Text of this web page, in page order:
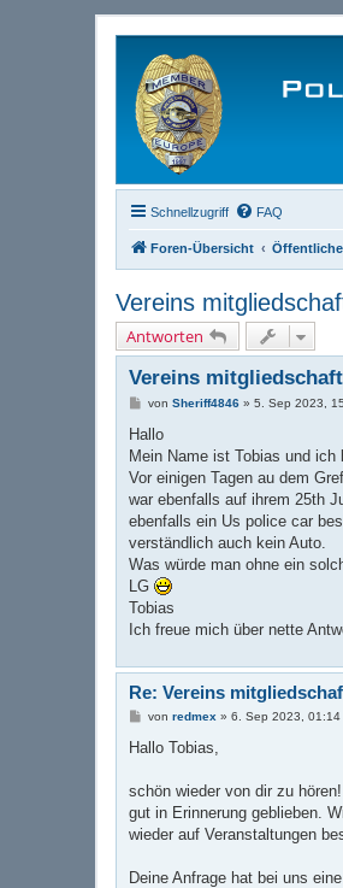
Schnellzugriff FAQ
Foren-Übersicht
Vereins
Antworten
Vereins
B
i
r
a
von Sheriff4846» 5. Sep 2023,
Hallo
Mein Name ist Tobias und ich
Vor einigen Tagen au dem
war ebenfalls auf ihrem 25th
ebenfalls ein Us police car
verständlich auch kein Auto.
Was würde man ohne ein
LG
Tobias
Ich freue mich über nette
Re: Vereins
B
i
a
von redmex » 6. Sep 2023, 01:14
Hallo Tobias,
schön wieder von dir zu
gut in Erinnerung geblieben.
wieder auf Veranstaltungen
Deine Anfrage hat bei uns